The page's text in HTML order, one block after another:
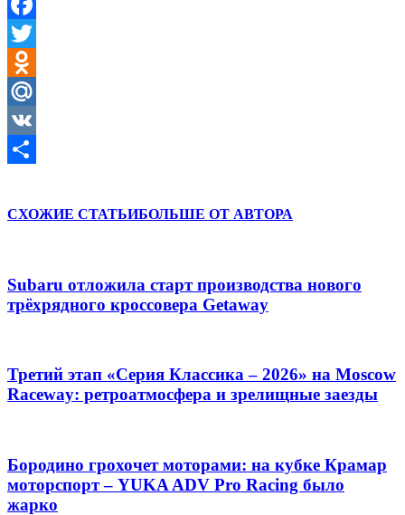
Facebook
Twitter
Odnoklassniki
Mail.Ru
VK
СХОЖИЕ СТАТЬИБОЛЬШЕ ОТ АВТОРА
Subaru отложила старт производства нового
трёхрядного кроссовера Getaway
Третий этап «Серия Классика – 2026» на Moscow
Raceway: ретроатмосфера и зрелищные заезды
Бородино грохочет моторами: на кубке Крамар
моторспорт – YUKA ADV Pro Racing было
жарко